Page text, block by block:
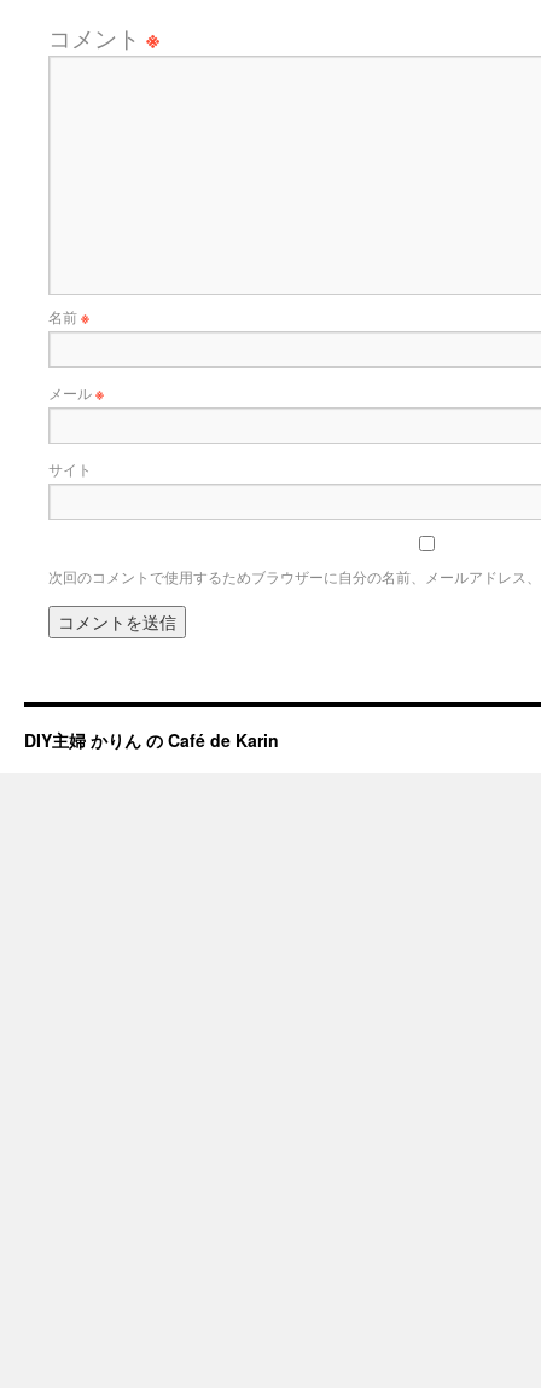
コメント ※
名前※
メール※
サイト
次回のコメントで使用するためブラウザーに自分の名前、メールアドレス
DIY主婦 かりん の Café de Karin